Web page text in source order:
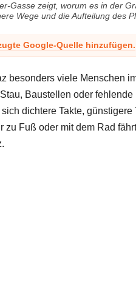
Gasse zeigt, worum es in der
Wege und die Aufteilung des
Google-Quelle hinzufügen.
besonders viele Menschen
Baustellen oder
dichtere Takte, günstigere
zu Fuß oder mit dem Rad